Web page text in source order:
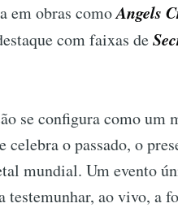
em obras comoAngels
com faixas de
se configura como um
o passado, o
mundial. Um evento
ao vivo, a